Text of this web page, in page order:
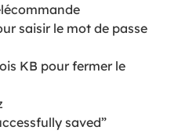
saisir le mot de passe
KB pour fermer le
saved”